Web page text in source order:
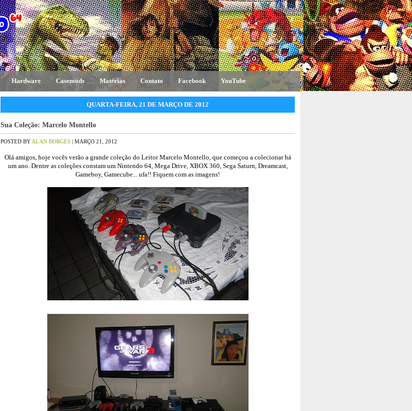
Hardware Casemods Matérias Contato Facebook YouTube
QUARTA-FEIRA, 21 DE MARÇO DE 2012
Sua Coleção: Marcelo Montello
POSTED BY ALAN BORGES | MARÇO 21, 2012
Olá amigos, hoje vocês verão a grande coleção do Leitor Marcelo Montello, que começou a colecionar há
um ano. Dentre as coleções constam um Nintendo 64, Mega Drive, XBOX 360, Sega Saturn, Dreamcast,
Gameboy, Gamecube... ufa!! Fiquem com as imagens!